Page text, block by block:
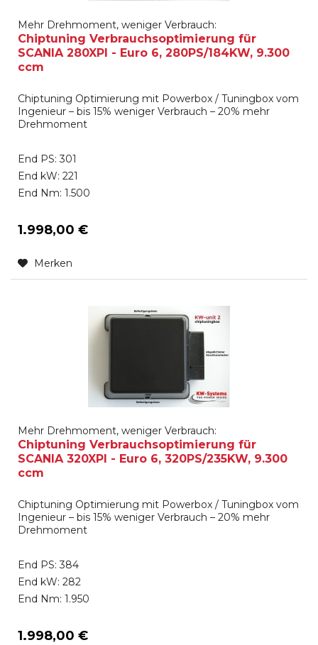
Mehr Drehmoment, weniger Verbrauch:
Chiptuning Verbrauchsoptimierung für
SCANIA 280XPI - Euro 6, 280PS/184KW, 9.300
ccm
Chiptuning Optimierung mit Powerbox / Tuningbox vom
Ingenieur – bis 15% weniger Verbrauch – 20% mehr
Drehmoment
End PS: 301
End kW: 221
End Nm: 1.500
1.998,00 €
Merken
Mehr Drehmoment, weniger Verbrauch:
Chiptuning Verbrauchsoptimierung für
SCANIA 320XPI - Euro 6, 320PS/235KW, 9.300
ccm
Chiptuning Optimierung mit Powerbox / Tuningbox vom
Ingenieur – bis 15% weniger Verbrauch – 20% mehr
Drehmoment
End PS: 384
End kW: 282
End Nm: 1.950
1.998,00 €